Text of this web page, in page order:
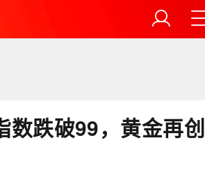
数跌破99，黄金再创